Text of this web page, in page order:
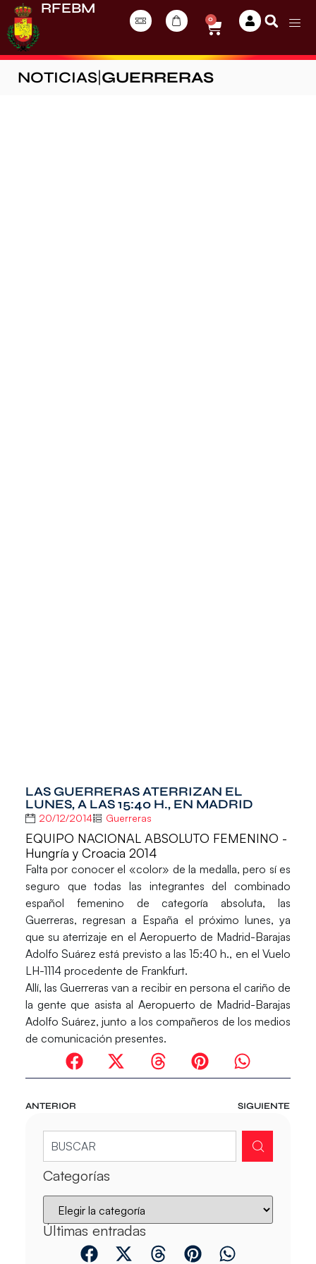
RFEBM
0
NOTICIAS GUERRERAS
LAS GUERRERAS ATERRIZAN EL
LUNES, A LAS 15:40 H., EN MADRID
20/12/2014 Guerreras
EQUIPO NACIONAL ABSOLUTO FEMENINO -
Hungría y Croacia 2014
Falta por conocer el «color» de la medalla, pero sí es
seguro que todas las integrantes del combinado
español femenino de categoría absoluta, las
Guerreras, regresan a España el próximo lunes, ya
que su aterrizaje en el Aeropuerto de Madrid-Barajas
Adolfo Suárez está previsto a las 15:40 h., en elVuelo
LH-1114procedente de Frankfurt.
Allí, las Guerreras van a recibir en persona el cariño de
la gente que asista al Aeropuerto de Madrid-Barajas
Adolfo Suárez, junto a los compañeros de los medios
de comunicación presentes.
ANTERIOR SIGUIENTE
Categorías
Últimas entradas